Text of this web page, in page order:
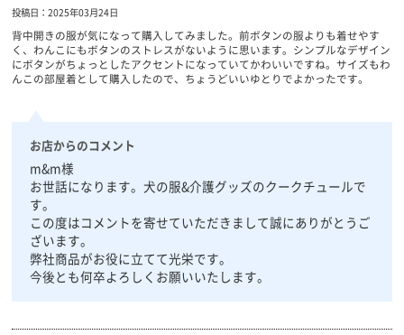
投稿日：2025年03月24日
背中開きの服が気になって購入してみました。前ボタンの服よりも着せやす
く、わんこにもボタンのストレスがないように思います。シンプルなデザイン
にボタンがちょっとしたアクセントになっていてかわいいですね。サイズもわ
んこの部屋着として購入したので、ちょうどいいゆとりでよかったです。
お店からのコメント
m&m様
お世話になります。犬の服&介護グッズのクークチュールで
す。
この度はコメントを寄せていただきまして誠にありがとうご
ざいます。
弊社商品がお役に立てて光栄です。
今後とも何卒よろしくお願いいたします。